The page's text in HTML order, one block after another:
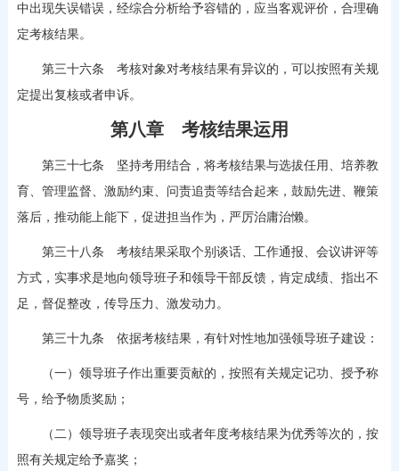
中出现失误错误，经综合分析给予容错的，应当客观评价，合理确
定考核结果。
第三十六条 考核对象对考核结果有异议的，可以按照有关规
定提出复核或者申诉。
第八章 考核结果运用
第三十七条 坚持考用结合，将考核结果与选拔任用、培养教
育、管理监督、激励约束、问责追责等结合起来，鼓励先进、鞭策
落后，推动能上能下，促进担当作为，严厉治庸治懒。
第三十八条 考核结果采取个别谈话、工作通报、会议讲评等
方式，实事求是地向领导班子和领导干部反馈，肯定成绩、指出不
足，督促整改，传导压力、激发动力。
第三十九条 依据考核结果，有针对性地加强领导班子建设：
（一）领导班子作出重要贡献的，按照有关规定记功、授予称
号，给予物质奖励；
（二）领导班子表现突出或者年度考核结果为优秀等次的，按
照有关规定给予嘉奖；